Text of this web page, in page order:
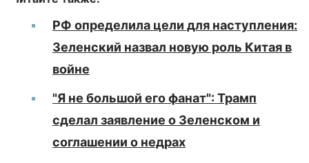
РФ определила цели для наступления:
Зеленский назвал новую роль Китая в
войне
"Я не большой его фанат": Трамп
сделал заявление о Зеленском и
соглашении о недрах